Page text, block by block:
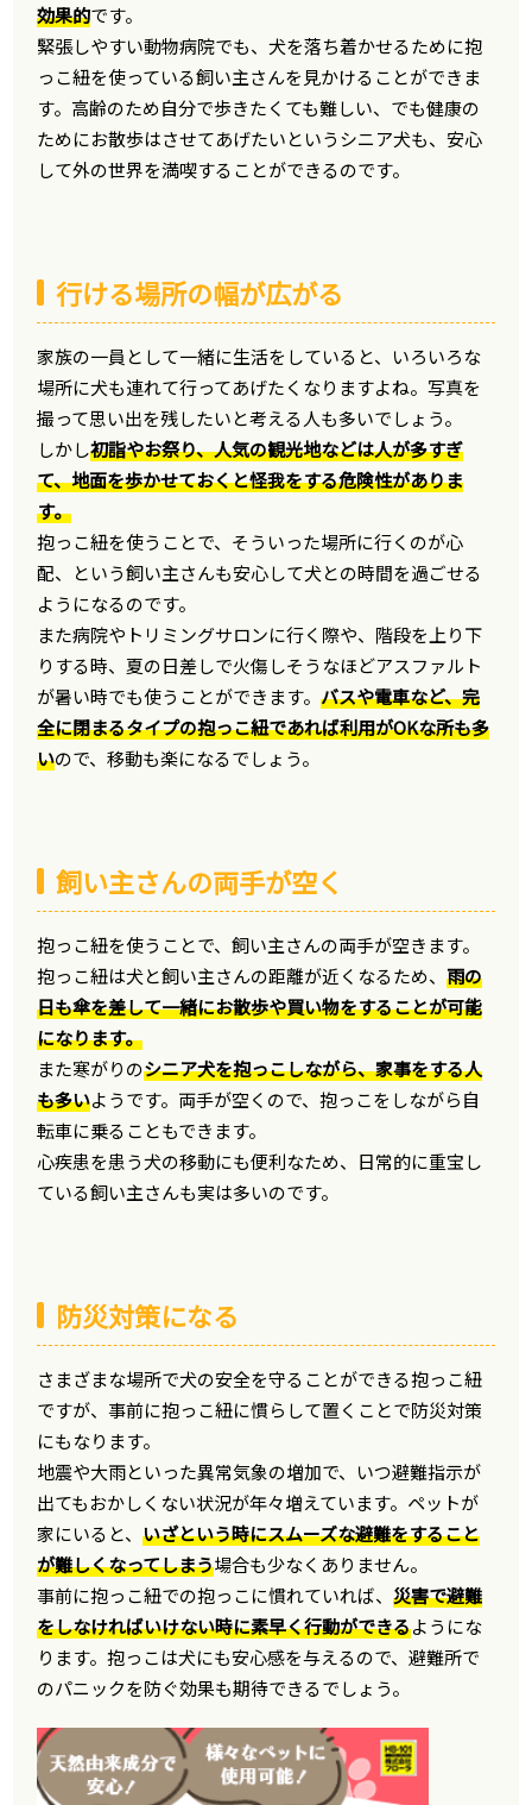
効果的です。
緊張しやすい動物病院でも、犬を落ち着かせるために抱
っこ紐を使っている飼い主さんを見かけることができま
す。高齢のため自分で歩きたくても難しい、でも健康の
ためにお散歩はさせてあげたいというシニア犬も、安心
して外の世界を満喫することができるのです。
行ける場所の幅が広がる
家族の一員として一緒に生活をしていると、いろいろな
場所に犬も連れて行ってあげたくなりますよね。写真を
撮って思い出を残したいと考える人も多いでしょう。
しかし初詣やお祭り、人気の観光地などは人が多すぎ
て、地面を歩かせておくと怪我をする危険性がありま
す。
抱っこ紐を使うことで、そういった場所に行くのが心
配、という飼い主さんも安心して犬との時間を過ごせる
ようになるのです。
また病院やトリミングサロンに行く際や、階段を上り下
りする時、夏の日差しで火傷しそうなほどアスファルト
が暑い時でも使うことができます。バスや電車など、完
全に閉まるタイプの抱っこ紐であれば利用がOKな所も多
いので、移動も楽になるでしょう。
飼い主さんの両手が空く
抱っこ紐を使うことで、飼い主さんの両手が空きます。
抱っこ紐は犬と飼い主さんの距離が近くなるため、雨の
日も傘を差して一緒にお散歩や買い物をすることが可能
になります。
また寒がりのシニア犬を抱っこしながら、家事をする人
も多いようです。両手が空くので、抱っこをしながら自
転車に乗ることもできます。
心疾患を患う犬の移動にも便利なため、日常的に重宝し
ている飼い主さんも実は多いのです。
防災対策になる
さまざまな場所で犬の安全を守ることができる抱っこ紐
ですが、事前に抱っこ紐に慣らして置くことで防災対策
にもなります。
地震や大雨といった異常気象の増加で、いつ避難指示が
出てもおかしくない状況が年々増えています。ペットが
家にいると、いざという時にスムーズな避難をすること
が難しくなってしまう場合も少なくありません。
事前に抱っこ紐での抱っこに慣れていれば、災害で避難
をしなければいけない時に素早く行動ができるようにな
ります。抱っこは犬にも安心感を与えるので、避難所で
のパニックを防ぐ効果も期待できるでしょう。